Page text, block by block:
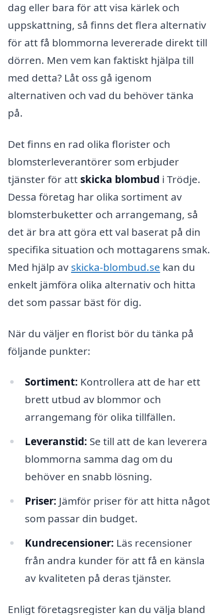
dag eller bara för att visa kärlek och
uppskattning, så finns det flera alternativ
för att få blommorna levererade direkt till
dörren. Men vem kan faktiskt hjälpa till
med detta? Låt oss gå igenom
alternativen och vad du behöver tänka
på.
Det finns en rad olika florister och
blomsterleverantörer som erbjuder
tjänster för att skicka blombud i Trödje.
Dessa företag har olika sortiment av
blomsterbuketter och arrangemang, så
det är bra att göra ett val baserat på din
specifika situation och mottagarens smak.
Med hjälp av skicka-blombud.se kan du
enkelt jämföra olika alternativ och hitta
det som passar bäst för dig.
När du väljer en florist bör du tänka på
följande punkter:
Sortiment: Kontrollera att de har ett
brett utbud av blommor och
arrangemang för olika tillfällen.
Leveranstid: Se till att de kan leverera
blommorna samma dag om du
behöver en snabb lösning.
Priser: Jämför priser för att hitta något
som passar din budget.
Kundrecensioner: Läs recensioner
från andra kunder för att få en känsla
av kvaliteten på deras tjänster.
Enligt företagsregister kan du välja bland